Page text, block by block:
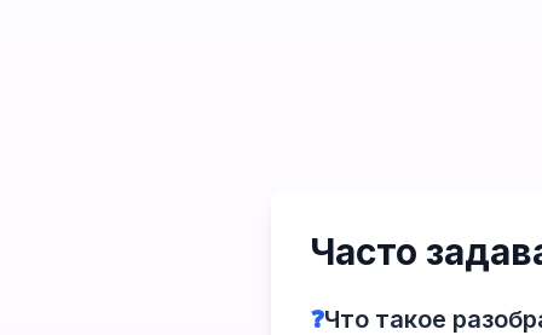
Часто
❓Что такое